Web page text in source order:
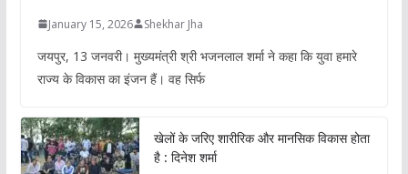
January 15, 2026 Shekhar Jha
जयपुर, 13 जनवरी। मुख्यमंत्री श्री भजनलाल शर्मा ने कहा कि युवा हमारे
राज्य के विकास का इंजन हैं। वह सिर्फ
खेलों के जरिए शारीरिक और मानसिक विकास होता
है : दिनेश शर्मा